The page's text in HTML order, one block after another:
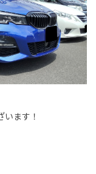
ます！